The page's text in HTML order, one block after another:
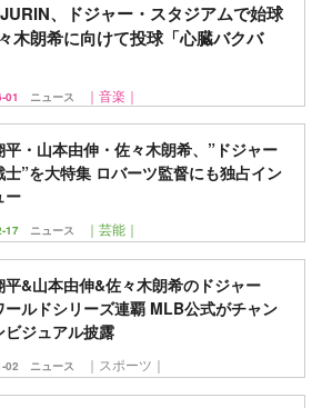
、ドジャー・スタジアムで始球
木朗希に向けて投球「心臓バクバ
01 ニュース ｜音楽｜
平・山本由伸・佐々木朗希、”ドジャー
士”を大特集 ロバーツ監督にも独占イン
ー
17 ニュース ｜芸能｜
平&山本由伸&佐々木朗希のドジャー
ールドシリーズ連覇 MLB公式がチャン
ビジュアル披露
02 ニュース ｜スポーツ｜